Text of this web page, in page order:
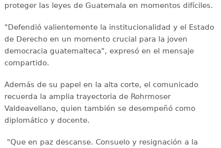
proteger las leyes de Guatemala en momentos difíciles.
"Defendió valientemente la institucionalidad y el Estado
de Derecho en un momento crucial para la joven
democracia guatemalteca", expresó en el mensaje
compartido.
Además de su papel en la alta corte, el comunicado
recuerda la amplia trayectoria de Rohrmoser
Valdeavellano, quien también se desempeñó como
diplomático y docente.
"Que en paz descanse. Consuelo y resignación a la